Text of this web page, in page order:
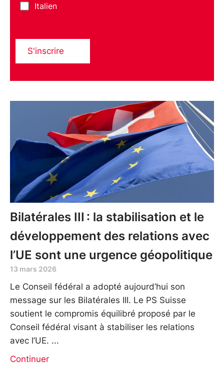
Italien
S'inscrire
Bilatérales III : la stabilisation et le
développement des relations avec
l’UE sont une urgence géopolitique
13 mars 2026
Le Conseil fédéral a adopté aujourd’hui son
message sur les Bilatérales III. Le PS Suisse
soutient le compromis équilibré proposé par le
Conseil fédéral visant à stabiliser les relations
avec l’UE.
Continuer